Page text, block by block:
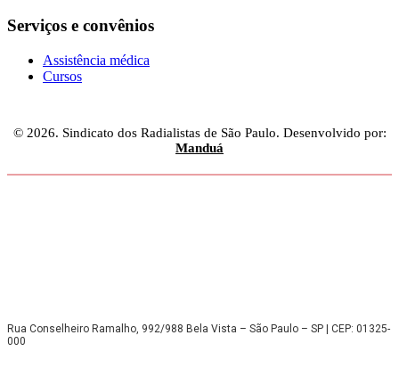
Serviços e convênios
Assistência médica
Cursos
© 2026. Sindicato dos Radialistas de São Paulo. Desenvolvido por:
Manduá
Rua Conselheiro Ramalho, 992/988 Bela Vista – São Paulo – SP | CEP: 01325-
000